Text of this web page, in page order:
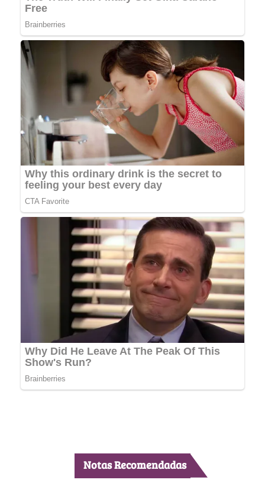
Notas Recomendadas